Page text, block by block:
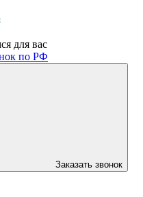
для вас
по РФ
Заказать звонок